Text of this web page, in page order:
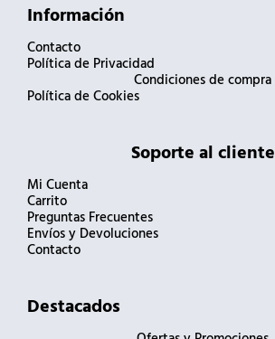
Información
Contacto
Política de Privacidad
Condiciones de compra
Política de Cookies
Soporte al cliente
Mi Cuenta
Carrito
Preguntas Frecuentes
Envíos y Devoluciones
Contacto
Destacados